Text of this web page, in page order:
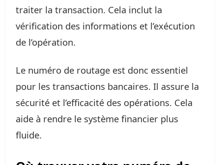
traiter la transaction. Cela inclut la
vérification des informations et l’exécution
de l’opération.
Le numéro de routage est donc essentiel
pour les transactions bancaires. Il assure la
sécurité et l’efficacité des opérations. Cela
aide à rendre le système financier plus
fluide.